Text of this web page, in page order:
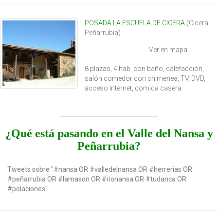
o
POSADA LA ESCUELA DE CICERA (Cicera
Peñarrubia)
Ver en mapa
8 plazas, 4 hab. con baño, calefacción,
salón comedor con chimenea, TV, DVD,
acceso internet, comida casera.
¿Qué está pasando en el Valle del Nansa y
Peñarrubia?
Tweets sobre "#nansa OR #valledelnansa OR #herrerias OR
#peñarrubia OR #lamason OR #rionansa OR #tudanca OR
#polaciones"